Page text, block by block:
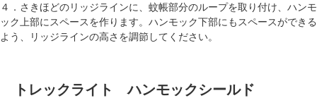
４．さきほどのリッジラインに、蚊帳部分のループを取り付け、ハンモ
ック上部にスペースを作ります。ハンモック下部にもスペースができる
よう、リッジラインの高さを調節してください。
トレックライト ハンモックシールド